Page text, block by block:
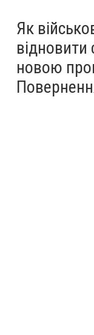
Як
відновити
новою